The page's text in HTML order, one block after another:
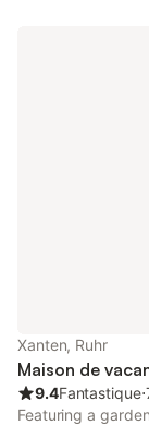
Xanten, Ruhr
Maison de
9.4Fantastique⋅
Featuring a